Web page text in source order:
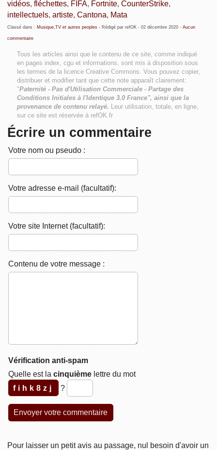
vidéos, fléchettes, FIFA, Fortnite, CounterStrike,
intellectuels, artiste, Cantona, Mata
Classé dans : Musique,TV et autres peoples- Rédigé par refOK - 02 décembre 2020- Aucun
commentaire
Tous les articles ainsi que le contenu de ce site, comme indiqué
en pages index, cgu et informations, sont mis à disposition sous
les termes de la licence Creative Commons. Vous pouvez copier,
distribuer et modifier tant que cette note apparaît clairement:
"Paternité - Pas d'Utilisation Commerciale - Partage des
Conditions Initiales à l'Identique 3.0 France", ainsi que la
provenance de contenu relayé. Leur utilisation, totale, en ligne,
sur ce site est réservée à refOK.fr
Écrire un commentaire
Votre nom ou pseudo :
Votre adresse e-mail (facultatif):
Votre site Internet (facultatif):
Contenu de votre message :
Vérification anti-spam
Quelle est la cinquièmelettre du mot
fihk8zj
?
Pour laisser un petit avis au passage, nul besoin d'avoir un